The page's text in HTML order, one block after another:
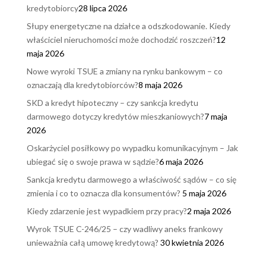
kredytobiorcy28 lipca 2026
Słupy energetyczne na działce a odszkodowanie. Kiedy
właściciel nieruchomości może dochodzić roszczeń?12
maja 2026
Nowe wyroki TSUE a zmiany na rynku bankowym – co
oznaczają dla kredytobiorców?8 maja 2026
SKD a kredyt hipoteczny – czy sankcja kredytu
darmowego dotyczy kredytów mieszkaniowych?7 maja
2026
Oskarżyciel posiłkowy po wypadku komunikacyjnym – Jak
ubiegać się o swoje prawa w sądzie?6 maja 2026
Sankcja kredytu darmowego a właściwość sądów – co się
zmienia i co to oznacza dla konsumentów? 5 maja 2026
Kiedy zdarzenie jest wypadkiem przy pracy?2 maja 2026
Wyrok TSUE C-246/25 – czy wadliwy aneks frankowy
unieważnia całą umowę kredytową? 30 kwietnia 2026